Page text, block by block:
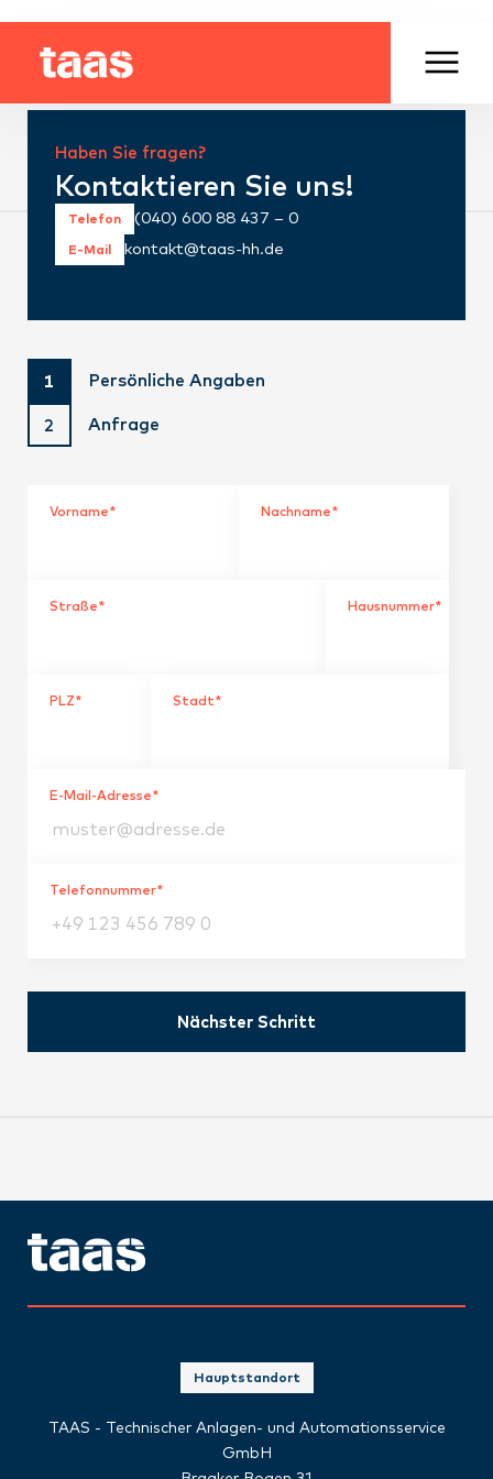
Haben Sie fragen?
Kontaktieren Sie uns!
Telefon (040) 600 88 437 – 0
E-Mail kontakt@taas-hh.de
1 Persönliche Angaben
2 Anfrage
Vorname* Nachname*
Straße* Hausnummer*
PLZ* Stadt*
E-Mail-Adresse*
Telefonnummer*
Nächster Schritt
Hauptstandort
TAAS - Technischer Anlagen- und Automationsservice
GmbH